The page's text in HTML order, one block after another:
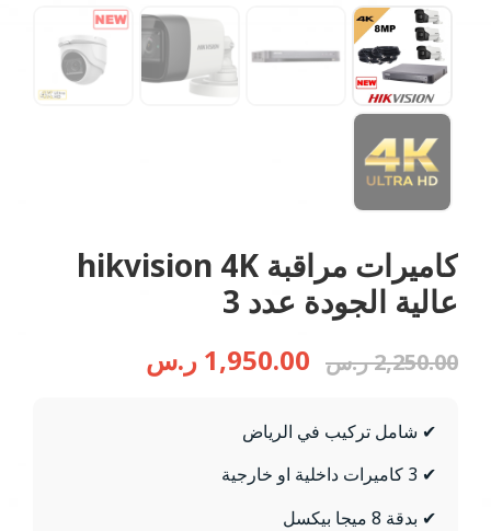
كاميرات مراقبة hikvision 4K
عالية الجودة عدد 3
2,250.00ر.س
السعر
الأصلي
2,250.00 ر.س.
1,950.00 ر.س
✔ شامل تركيب في الرياض
✔ 3 كاميرات داخلية او خارجية
✔ بدقة 8 ميجا بيكسل